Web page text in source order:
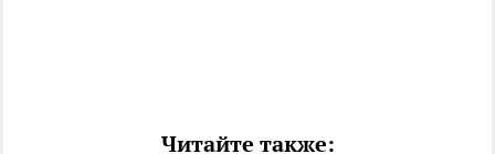
Читайте также: